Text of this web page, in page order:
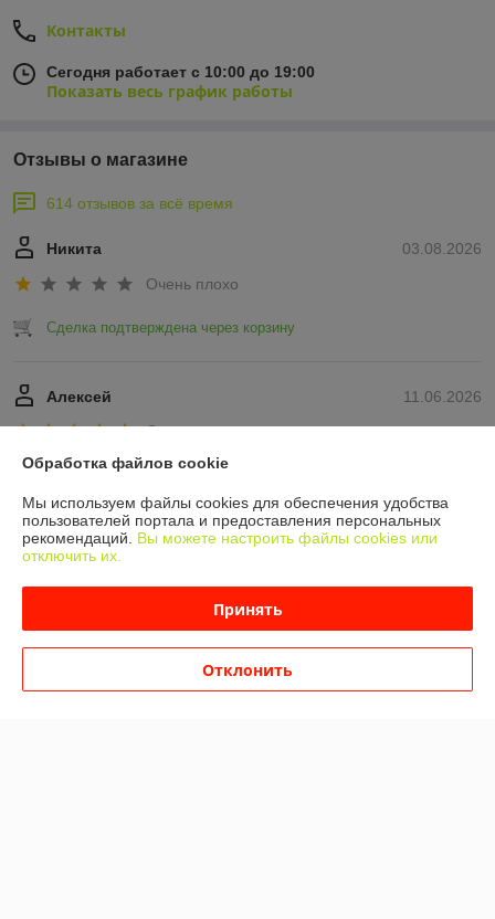
Контакты
Сегодня работает с 10:00 до 19:00
Показать весь график работы
Отзывы о магазине
614 отзывов за всё время
03.08.2026
Никита
Очень плохо
Сделка подтверждена через корзину
11.06.2026
Алексей
Отлично
Показать все отзывы
О нас
Доставка и оплата
Обработка файлов cookie
Мы используем файлы cookies для обеспечения удобства
пользователей портала и предоставления персональных
рекомендаций. Вы можете настроить файлы cookies или
отключить их.
Принять
Отклонить